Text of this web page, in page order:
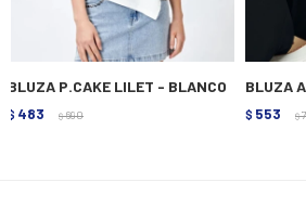
BLUZA P.CAKE LILET - BLANCO
$ 483 $ 690
BLUZA
$ 553 $